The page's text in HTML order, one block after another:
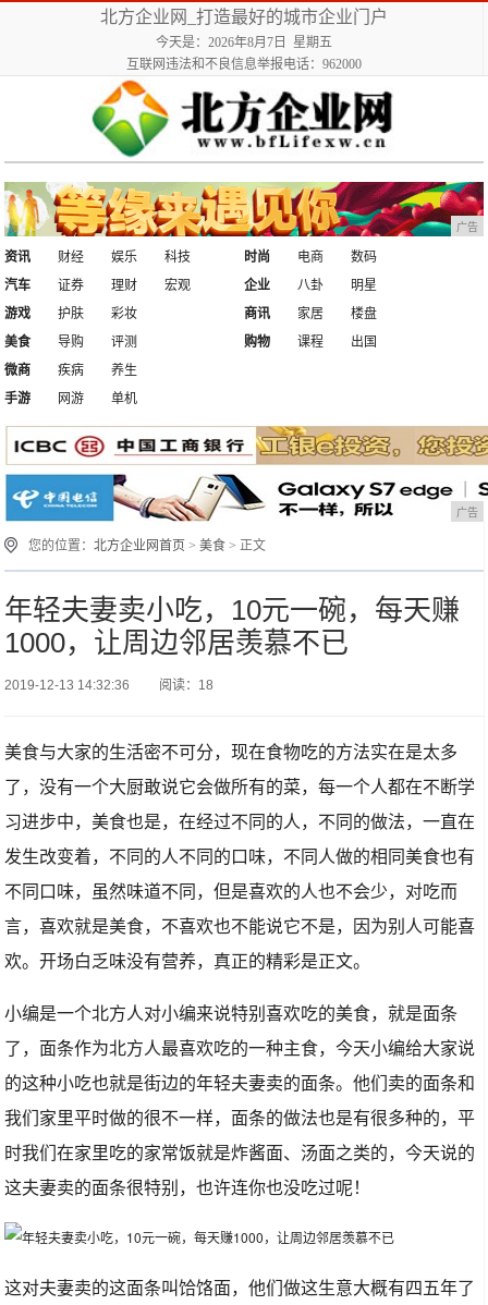
北方企业网_打造最好的城市企业门户
今天是：2026年8月7日 星期五
互联网违法和不良信息举报电话：962000
广告
资讯 财经 娱乐
科技
汽车
证券 理财 宏观
时尚 电商
数码
企业
八卦
明星
游戏
护肤
彩妆
美食
导购 评测
商讯 家居
楼盘
购物
课程
出国
微商
疾病
养生
手游
网游 单机
广告
您的位置：北方企业网首页 >美食 > 正文
年轻夫妻卖小吃，10元一碗，每天赚
1000，让周边邻居羡慕不已
2019-12-13 14:32:36 阅读：18
美食与大家的生活密不可分，现在食物吃的方法实在是太多
了，没有一个大厨敢说它会做所有的菜，每一个人都在不断学
习进步中，美食也是，在经过不同的人，不同的做法，一直在
发生改变着，不同的人不同的口味，不同人做的相同美食也有
不同口味，虽然味道不同，但是喜欢的人也不会少，对吃而
言，喜欢就是美食，不喜欢也不能说它不是，因为别人可能喜
欢。开场白乏味没有营养，真正的精彩是正文。
小编是一个北方人对小编来说特别喜欢吃的美食，就是面条
了，面条作为北方人最喜欢吃的一种主食，今天小编给大家说
的这种小吃也就是街边的年轻夫妻卖的面条。他们卖的面条和
我们家里平时做的很不一样，面条的做法也是有很多种的，平
时我们在家里吃的家常饭就是炸酱面、汤面之类的，今天说的
这夫妻卖的面条很特别，也许连你也没吃过呢！
这对夫妻卖的这面条叫饸饹面，他们做这生意大概有四五年了